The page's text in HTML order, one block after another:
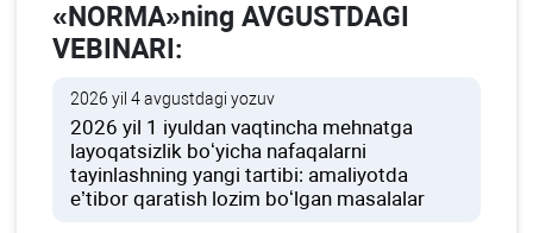
«NORMA»ning AVGUSTDAGI
VEBINARI:
2026 yil 4 avgustdagi yozuv
2026 yil 1 iyuldan vaqtincha mehnatga
layoqatsizlik boʻyicha nafaqalarni
tayinlashning yangi tartibi: amaliyotda
e’tibor qaratish lozim boʻlgan masalalar